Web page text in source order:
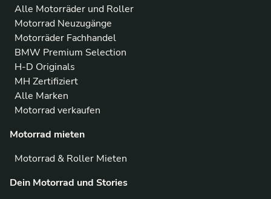
Alle Motorräder und Roller
Motorrad Neuzugänge
Motorräder Fachhandel
BMW Premium Selection
H-D Originals
MH Zertifiziert
Alle Marken
Motorrad verkaufen
Motorrad mieten
Motorrad & Roller Mieten
Dein Motorrad und Stories